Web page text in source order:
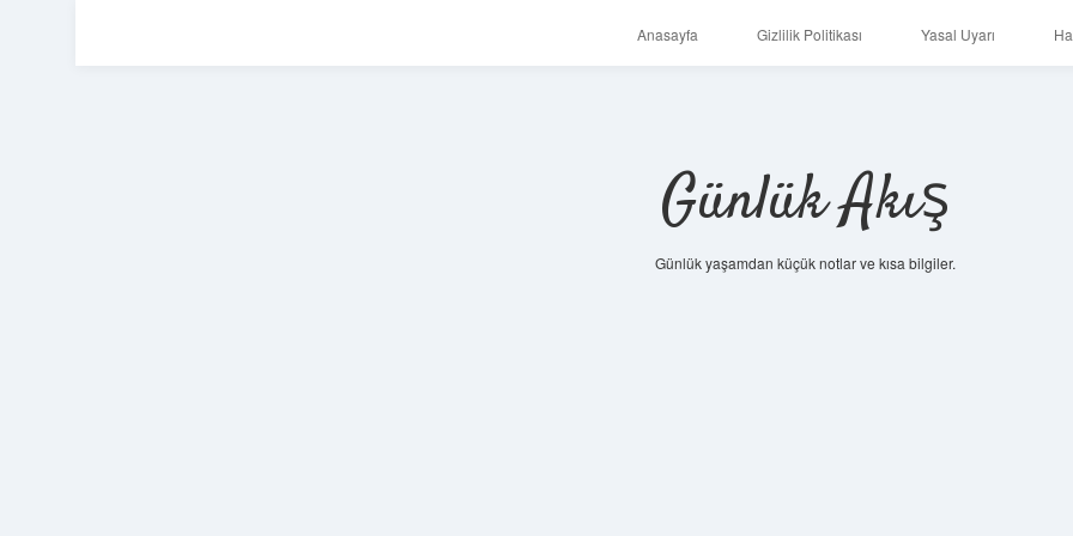
Anasayfa Gizlilik Politikası Yasal Uyarı
Günlük Akış
Günlük yaşamdan küçük notlar ve kısa bilgiler.